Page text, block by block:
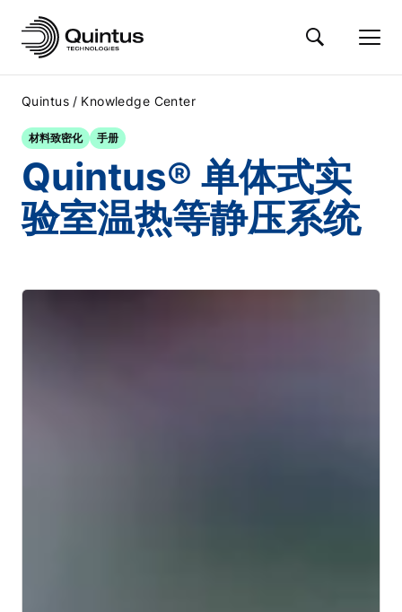
Quintus / Knowledge Center
材料致密化 手册
Quintus® 单体式实
验室温热等静压系统